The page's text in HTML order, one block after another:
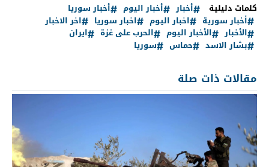
كلمات دليلية
أخبار أخبار اليوم
أخبار سوريا
أخبار سورية
اخبار اليوم اخبار سوريا
اخر الاخبار
الأخبار
الأخبار اليوم الحرب على غزة
ايران
بشار الاسد
حماس سوريا
مقالات ذات صلة